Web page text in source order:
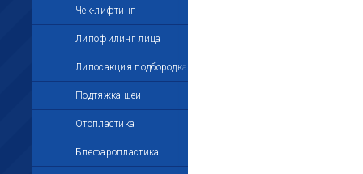
Чек-лифтинг
Липофилинг лица
Липосакция подбородка
Подтяжка шеи
Отопластика
Блефаропластика